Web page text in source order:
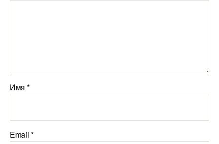
Имя *
Email*